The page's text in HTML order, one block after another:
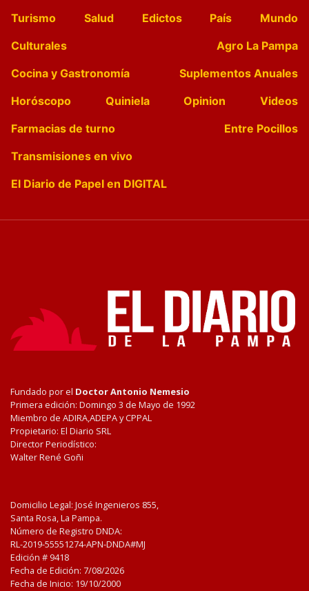
Turismo
Salud Edictos País
Mundo
Culturales
Agro La Pampa
Cocina y Gastronomía
Suplementos Anuales
Horóscopo
Quiniela Opinion
Videos
Farmacias de turno
Entre Pocillos
Transmisiones en vivo
El Diario de Papel en DIGITAL
Fundado por el Doctor Antonio Nemesio
Primera edición: Domingo 3 de Mayo de 1992
Miembro de ADIRA,ADEPA y CPPAL
Propietario: El Diario SRL
Director Periodístico:
Walter René Goñi
Domicilio Legal: José Ingenieros 855,
Santa Rosa, La Pampa.
Número de Registro DNDA:
RL-2019-55551274-APN-DNDA#MJ
Edición # 9418
Fecha de Edición: 7/08/2026
Fecha de Inicio: 19/10/2000